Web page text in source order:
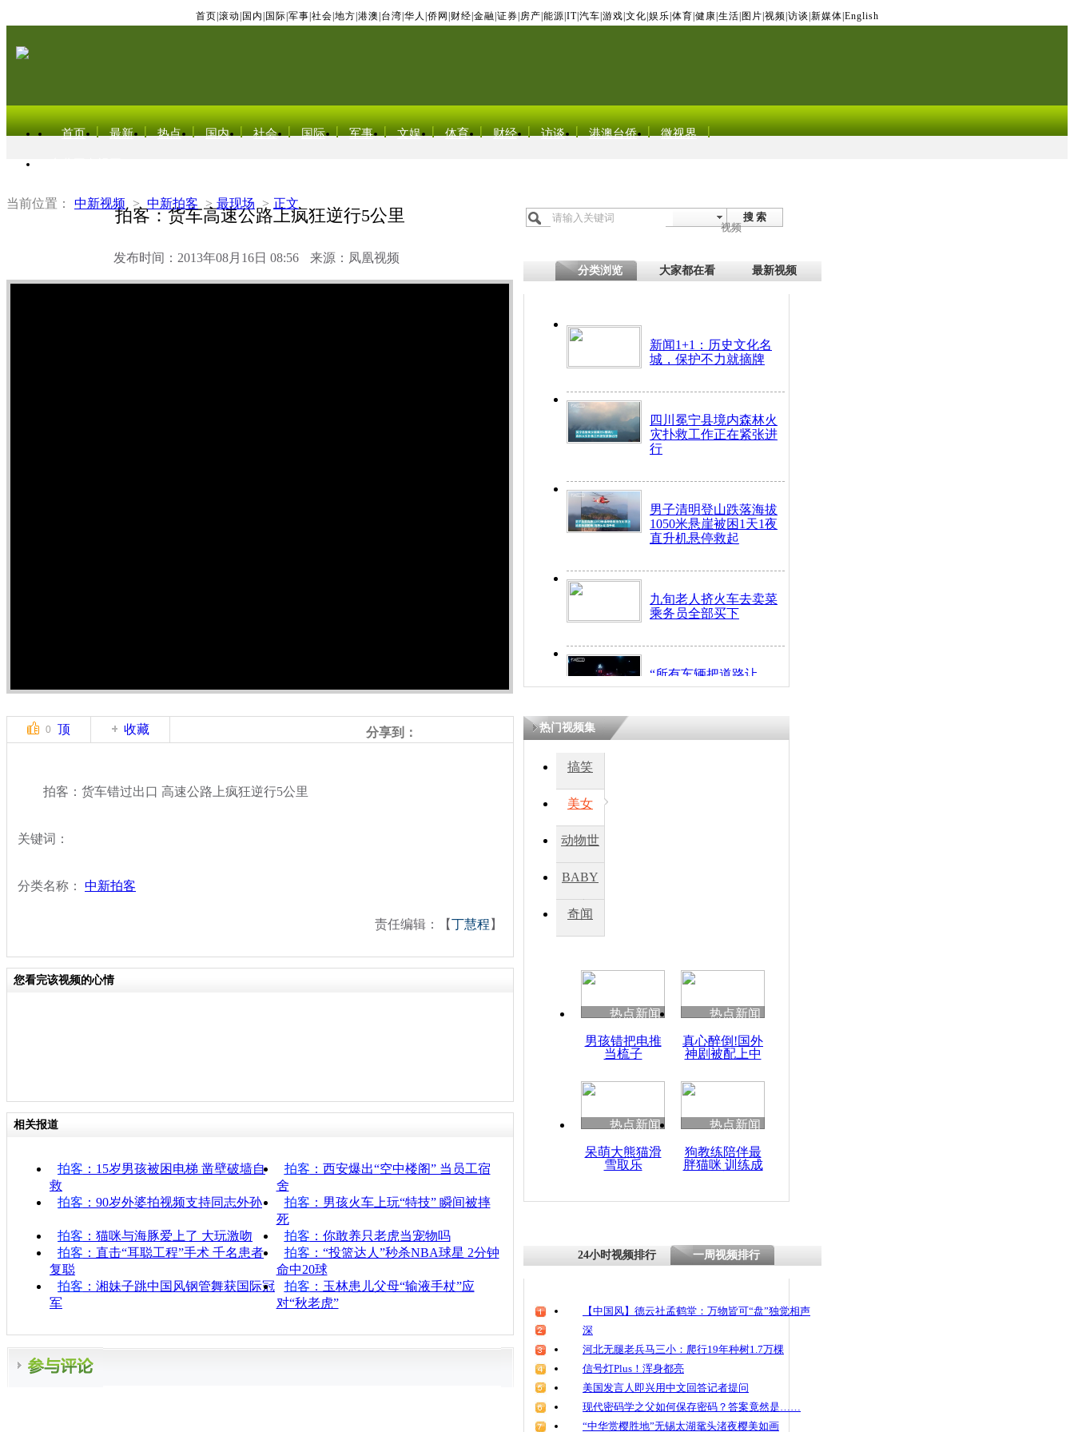
首页 滚动 国内 国际 军事 社会 地方 港澳 台湾 华人 侨网 财经 金融 证券 房产 能源 IT| 汽车 游戏 文化 娱乐 体育 健康 生活 图片 视频 访谈 新媒体 English
首页 最新 热点 国内 社会 国际 军事 文娱 体育 财经 访谈 港澳台侨 微视界
当前位置： 中新视频 > 中新拍客 > 最现场 > 正文
拍客：货车高速公路上疯狂逆行5公里
发布时间：2013年08月16日 08:56 来源：凤凰视频
搜 索
视频
分类浏览 大家都在看 最新视频
新闻1+1：历史文化名
城，保护不力就摘牌
四川冕宁县境内森林火
灾扑救工作正在紧张进
行
男子清明登山跌落海拔
1050米悬崖被困1天1夜
直升机悬停救起
九旬老人挤火车去卖菜
乘务员全部买下
“所有车辆把道路让
开！”儿童突发疾病交
四川兴文苗乡上万人欢
度苗族花山节
清明祭英烈 哀思悼忠
货车高速公路上疯狂逆
0 顶 收藏 分享到：
拍客：货车错过出口 高速公路上疯狂逆行5公里
关键词：
分类名称： 中新拍客
责任编辑：【丁慧程 】
您看完该视频的心情
相关报道
拍客 ：15岁男孩被困电梯 凿壁破墙自
救
拍客 ：西安爆出“空中楼阁” 当员工宿
舍
拍客 ：90岁外婆拍视频支持同志外孙 拍客 ：男孩火车上玩“特技” 瞬间被摔
死
拍客 ：猫咪与海豚爱上了 大玩激吻 拍客 ：你敢养只老虎当宠物吗
拍客 ：直击“耳聪工程”手术 千名患者
复聪
拍客 ：“投篮达人”秒杀NBA球星 2分钟
命中20球
拍客 ：湘妹子跳中国风钢管舞获国际冠
军
拍客 ：玉林患儿父母“输液手杖”应
对“秋老虎”
热门视频集
搞笑
美女
动物世
BABY
秀
奇闻
热点新闻
男孩错把电推
当梳子
热点新闻
真心醉倒!国外
神剧被配上中
热点新闻
呆萌大熊猫滑
雪取乐
热点新闻
狗教练陪伴最
胖猫咪 训练成
24小时视频排行 一周视频排行
【中国风】德云社孟鹤堂：万物皆可“盘”独觉相声
深
河北无腿老兵马三小：爬行19年种树1.7万棵
信号灯Plus！浑身都亮
美国发言人即兴用中文回答记者提问
现代密码学之父如何保存密码？答案竟然是……
“中华赏樱胜地”无锡太湖鼋头渚夜樱美如画